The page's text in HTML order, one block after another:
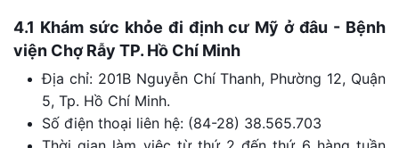
4.1 Khám sức khỏe đi định cư Mỹ ở đâu - Bệnh
viện Chợ Rẫy TP. Hồ Chí Minh
Địa chỉ: 201B Nguyễn Chí Thanh, Phường 12, Quận
5, Tp. Hồ Chí Minh.
Số điện thoại liên hệ: (84-28) 38.565.703